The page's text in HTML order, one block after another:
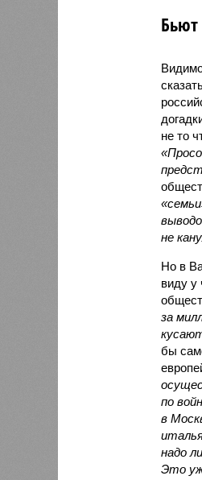
не то
не
Но в
виду у
за
бы
по
в
надо
Это